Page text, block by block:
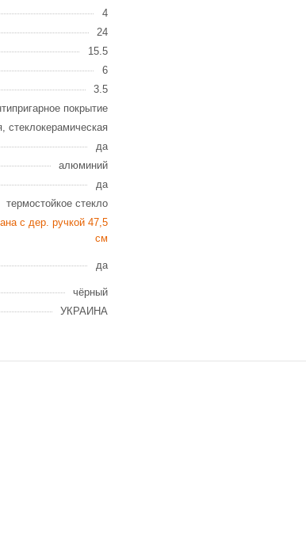
4
24
15.5
6
3.5
покрытие
стеклокерамическая
да
алюминий
да
термостойкое стекло
с дер. ручкой 47,5
см
да
чёрный
УКРАИНА